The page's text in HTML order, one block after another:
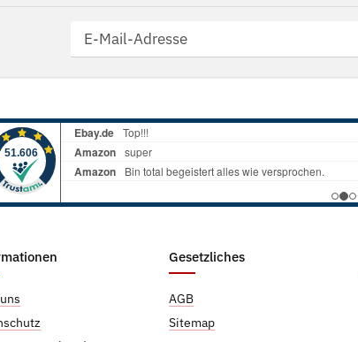
Gesetzliches
AGB
Sitemap